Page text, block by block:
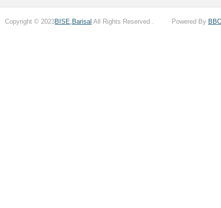
Copyright © 2023BISE,Barisal All Rights Reserved . Powered By